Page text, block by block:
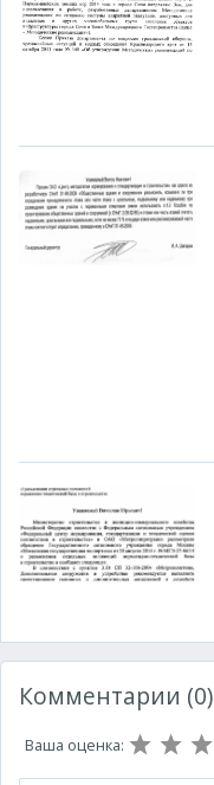
Комментарии (0)
Ваша оценка: